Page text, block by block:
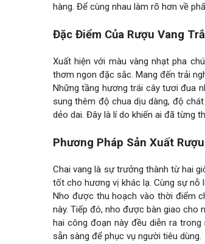
hàng. Để cùng nhau làm rõ hơn về
Đặc Điểm Của Rượu Vang
Xuất hiện với màu vàng nhạt pha
thơm ngon đặc sắc. Mang đến trải
Những tầng hương trái cây tươi đua
sung thêm độ chua dịu dàng, độ
dẻo dai. Đây là lí do khiến ai đã từng
Phương Pháp Sản Xuất
Chai vang là sự trưởng thành từ hai
tốt cho hương vị khác lạ. Cùng sự nỗ
Nho được thu hoạch vào thời điểm
này. Tiếp đó, nho được bàn giao cho
hai công đoạn này đều diễn ra
sẵn sàng để phục vụ người tiêu dùng.